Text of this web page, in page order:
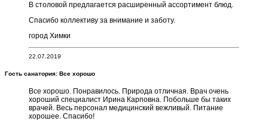
В столовой предлагается расширенный ассортимент блюд.
Спасибо коллективу за внимание и заботу.
город Химки
22.07.2019
Гость санатория: Все хорошо
Все хорошо. Понравилось. Природа отличная. Врач очень
хороший специалист Ирина Карповна. Побольше бы таких
врачей. Весь персонал медицинский вежливый. Питание
хорошее. Спасибо!